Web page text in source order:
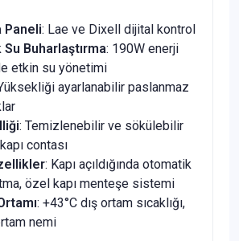
Paneli: Lae ve Dixell dijital kontrol
Buharlaştırma: 190W enerji
etkin su yönetimi
ayarlanabilir paslanmaz
: Temizlenebilir ve sökülebilir
contası
: Kapı açıldığında otomatik
özel kapı menteşe sistemi
: +43°C dış ortam sıcaklığı,
nemi